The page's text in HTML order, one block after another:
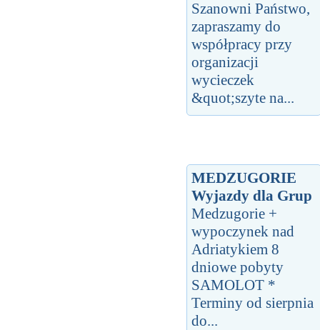
Szanowni Państwo,
zapraszamy do
współpracy przy
organizacji
wycieczek
&quot;szyte na...
MEDZUGORIE
Wyjazdy dla Grup
Medzugorie +
wypoczynek nad
Adriatykiem 8
dniowe pobyty
SAMOLOT *
Terminy od sierpnia
do...